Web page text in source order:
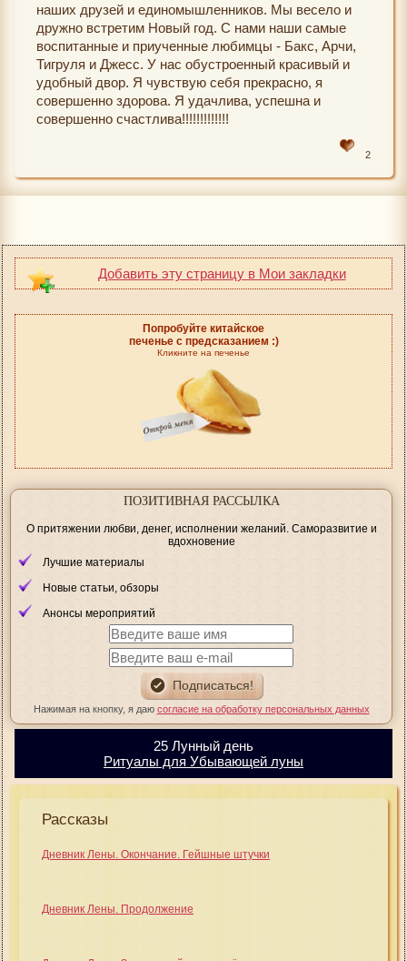
наших друзей и единомышленников. Мы весело и
дружно встретим Новый год. С нами наши самые
воспитанные и приученные любимцы - Бакс, Арчи,
Тигруля и Джесс. У нас обустроенный красивый и
удобный двор. Я чувствую себя прекрасно, я
совершенно здорова. Я удачлива, успешна и
совершенно счастлива!!!!!!!!!!!!!
2
Добавить эту страницу в Мои закладки
Попробуйте китайское
печенье с предсказанием :)
Кликните на печенье
ПОЗИТИВНАЯ РАССЫЛКА
О притяжении любви, денег, исполнении желаний. Саморазвитие и
вдохновение
Лучшие материалы
Новые статьи, обзоры
Анонсы мероприятий
Нажимая на кнопку, я даю согласие на обработку персональных данных
25 Лунный день
Ритуалы для Убывающей луны
Рассказы
Дневник Лены. Окончание. Гейшные штучки
Дневник Лены. Продолжение